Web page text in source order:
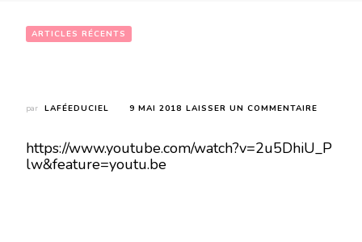
ARTICLES RÉCENTS
par LAFÉEDUCIEL 9 MAI 2018 LAISSER UN COMMENTAIRE
VERSEAU
https://www.youtube.com/watch?v=2u5DhiU_P
lw&feature=youtu.be